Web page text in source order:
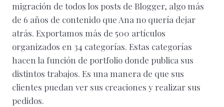
migración de todos los posts de Blogger, algo más
de 6 años de contenido que Ana no quería dejar
atrás. Exportamos más de 500 artículos
organizados en 34 categorías. Estas categorías
hacen la función de portfolio donde publica sus
distintos trabajos. Es una manera de que sus
clientes puedan ver sus creaciones y realizar sus
pedidos.